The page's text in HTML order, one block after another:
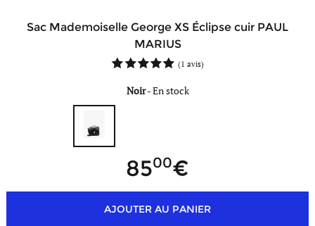
Sac Mademoiselle George XS Éclipse cuir PAUL
MARIUS
(1 avis)
Noir-En stock
8500
AJOUTER AU PANIER